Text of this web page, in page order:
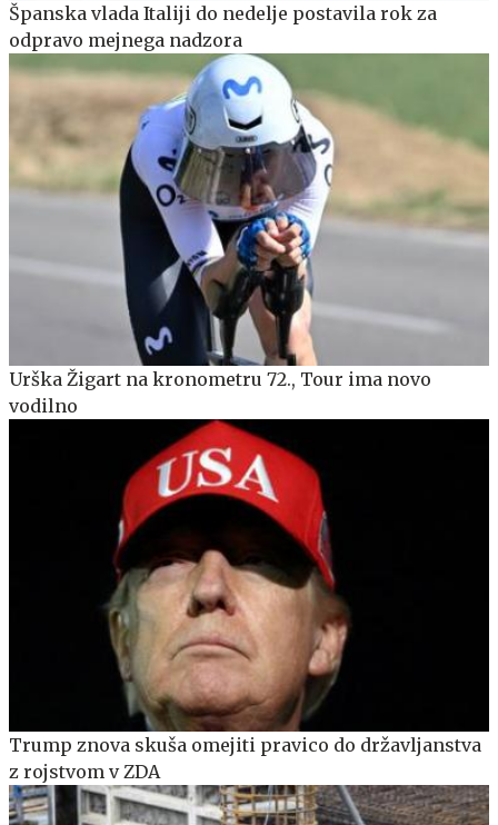
Španska vlada Italiji do nedelje postavila rok za
odpravo mejnega nadzora
Urška Žigart na kronometru 72., Tour ima novo
vodilno
Trump znova skuša omejiti pravico do državljanstva
z rojstvom v ZDA